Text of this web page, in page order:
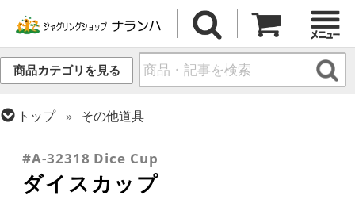
商品カテゴリを見る
トップ
その他道具
#A-32318 Dice Cup
ダイスカップ